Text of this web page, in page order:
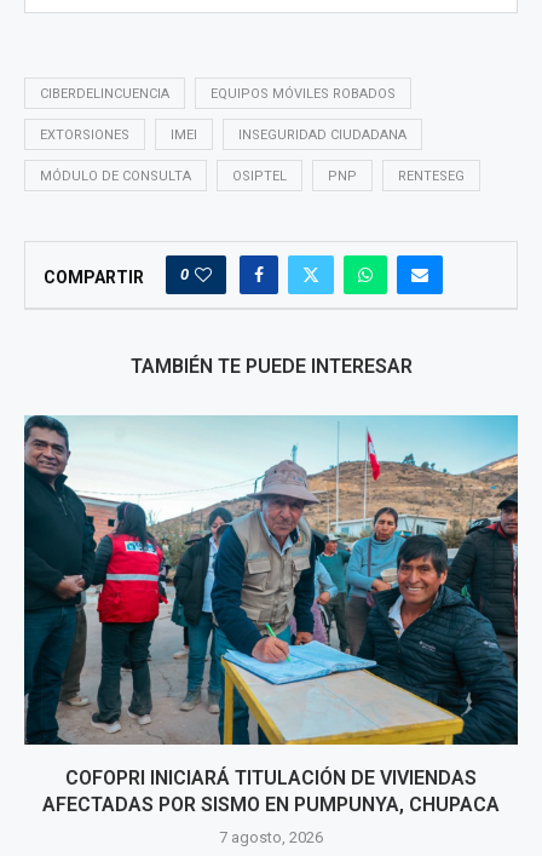
CIBERDELINCUENCIA EQUIPOS MÓVILES ROBADOS
EXTORSIONES IMEI INSEGURIDAD CIUDADANA
MÓDULO DE CONSULTA OSIPTEL PNP RENTESEG
COMPARTIR 0
TAMBIÉN TE PUEDE INTERESAR
COFOPRI INICIARÁ TITULACIÓN DE VIVIENDAS
AFECTADAS POR SISMO EN PUMPUNYA, CHUPACA
7 agosto, 2026